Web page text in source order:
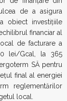
de a asigura
obiect investițiile
financiar al
de facturare a
lei/Gcal, la 365
SĂ pentru
final al energiei
reglementărilor
local.